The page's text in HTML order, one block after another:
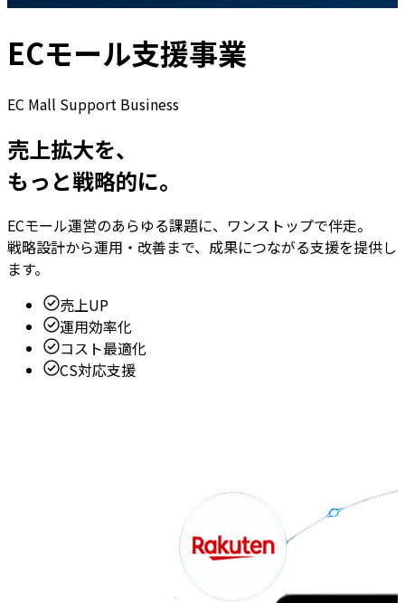
ECモール支援事業
EC Mall Support Business
売上拡大を、
もっと戦略的に。
ECモール運営のあらゆる課題に、ワンストップで伴走。
戦略設計から運用・改善まで、成果につながる支援を提供し
ます。
売上UP
運用効率化
コスト最適化
CS対応支援